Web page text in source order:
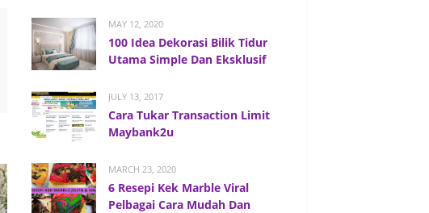
MAY 12, 2020
100 Idea Dekorasi Bilik Tidur
Utama Simple Dan Eksklusif
JULY 13, 2017
Cara Tukar Transaction Limit
Maybank2u
MARCH 23, 2020
6 Resepi Kek Marble Viral
Pelbagai Cara Mudah Dan